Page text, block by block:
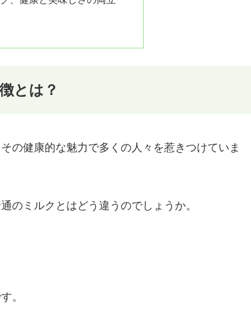
とは？
の健康的な魅力で多くの人々を惹きつけていま
のミルクとはどう違うのでしょうか。
。